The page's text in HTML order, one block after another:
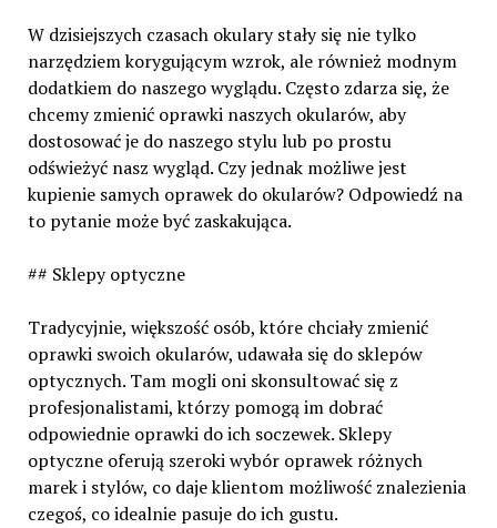
W dzisiejszych czasach okulary stały się nie tylko
narzędziem korygującym wzrok, ale również modnym
dodatkiem do naszego wyglądu. Często zdarza się, że
chcemy zmienić oprawki naszych okularów, aby
dostosować je do naszego stylu lub po prostu
odświeżyć nasz wygląd. Czy jednak możliwe jest
kupienie samych oprawek do okularów? Odpowiedź na
to pytanie może być zaskakująca.
## Sklepy optyczne
Tradycyjnie, większość osób, które chciały zmienić
oprawki swoich okularów, udawała się do sklepów
optycznych. Tam mogli oni skonsultować się z
profesjonalistami, którzy pomogą im dobrać
odpowiednie oprawki do ich soczewek. Sklepy
optyczne oferują szeroki wybór oprawek różnych
marek i stylów, co daje klientom możliwość znalezienia
czegoś, co idealnie pasuje do ich gustu.